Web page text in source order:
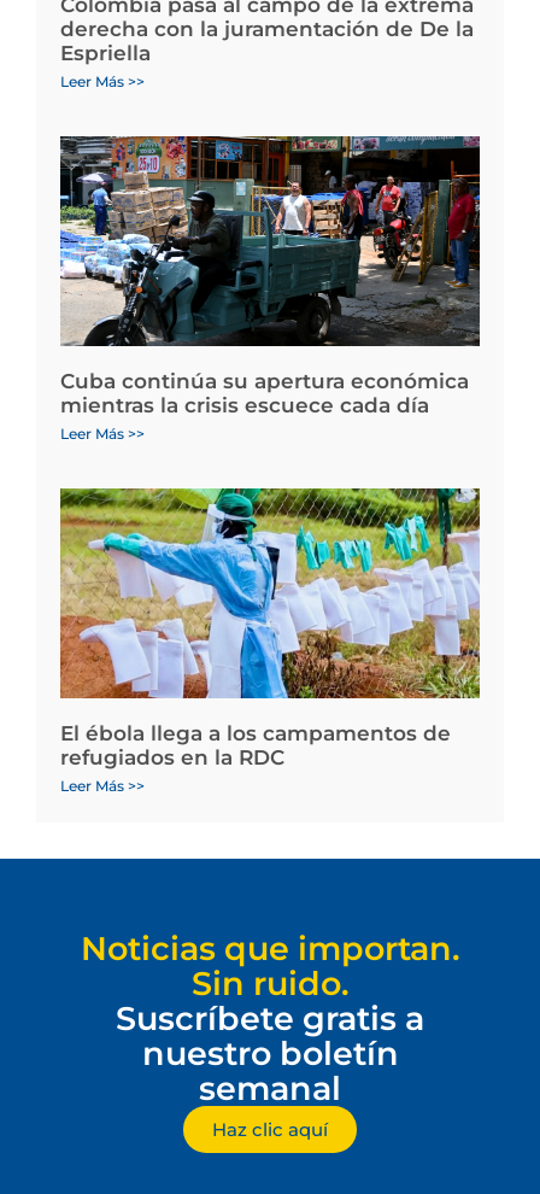
Colombia pasa al campo de la extrema
derecha con la juramentación de De la
Espriella
Leer Más >>
Cuba continúa su apertura económica
mientras la crisis escuece cada día
Leer Más >>
El ébola llega a los campamentos de
refugiados en la RDC
Leer Más >>
Noticias que importan.
Sin ruido.
Suscríbete gratis a
nuestro boletín
semanal
Haz clic aquí